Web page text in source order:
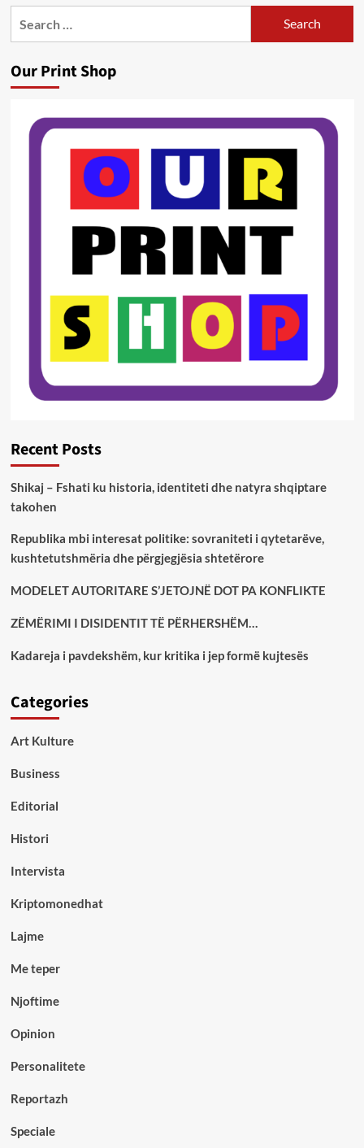
Our Print Shop
Recent Posts
Shikaj – Fshati ku historia, identiteti dhe natyra shqiptare
takohen
Republika mbi interesat politike: sovraniteti i qytetarëve,
kushtetutshmëria dhe përgjegjësia shtetërore
MODELET AUTORITARE S’JETOJNË DOT PA KONFLIKTE
ZËMËRIMI I DISIDENTIT TË PËRHERSHËM…
Kadareja i pavdekshëm, kur kritika i jep formë kujtesës
Categories
Art Kulture
Business
Editorial
Histori
Intervista
Kriptomonedhat
Lajme
Me teper
Njoftime
Opinion
Personalitete
Reportazh
Speciale